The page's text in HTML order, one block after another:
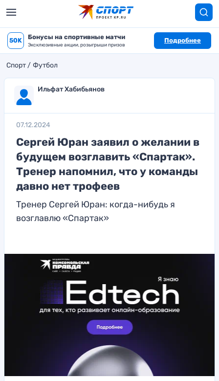
50K Бонусы на спортивные матчи
Эксклюзивные акции, розыгрыши призов
Подробнее
Спорт Футбол
Ильфат Хабибьянов
07.12.2024
Сергей Юран заявил о желании в
будущем возглавить «Спартак».
Тренер напомнил, что у команды
давно нет трофеев
Тренер Сергей Юран: когда-нибудь я
возглавлю «Спартак»